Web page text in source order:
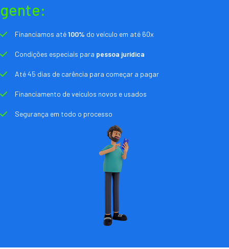
gente:
Financiamos até100% do veículo em até 60x
Condições especiais para pessoa jurídica
Até 45 dias de carência para começar a pagar
Financiamento de veículos novos e usados
Segurança em todo o processo